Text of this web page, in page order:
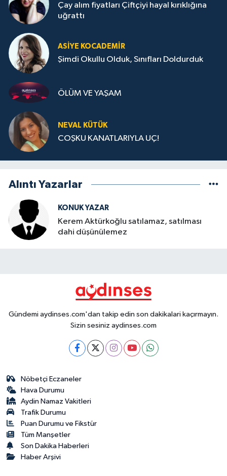
Çay alım fiyatları Çiftçiyi hayal kırıklığına
uğrattı
ASIYE KOCADEMİR
Şimdi Okullu Olduk, Sınıfları Doldurduk
ÖLÜM VE YAŞAM
NEVAL KÜTÜK
COŞKU KANATLARIYLA UÇ!
Alıntı Yazarlar
KONUK YAZAR
Kerem Aktürkoğlu satılamaz, satılması
dahi düşünülemez
Gündemi aydinses.com'dan takip edin son dakikalari kaçırmayın.
Sizin sesiniz aydinses.com
Nöbetçi Eczaneler
Hava Durumu
Aydin Namaz Vakitleri
Trafik Durumu
Puan Durumu ve Fikstür
Tüm Manşetler
Son Dakika Haberleri
Haber Arşivi